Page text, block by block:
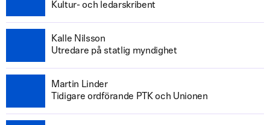
Kultur- och ledarskribent
Kalle Nilsson
Utredare på statlig myndighet
Martin Linder
Tidigare ordförande PTK och Unionen